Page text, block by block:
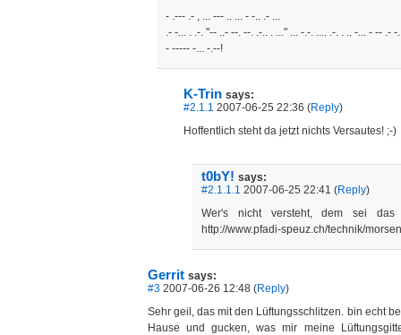
- .--- .- , ... --- .. ... - -.. .- ...
.- -... . .-. "-- ..- --. --. .-.. . ..." ... -.-. .... .-. . .. -... - -- .- -
- ----- -... -.--!
K-Trin says:
#2.1.1 2007-06-25 22:36 (Reply)
Hoffentlich steht da jetzt nichts Versautes! ;-)
t0bY! says:
#2.1.1.1 2007-06-25 22:41 (Reply)
Wer's nicht versteht, dem sei
http://www.pfadi-speuz.ch/technik/
Gerrit says:
#3 2007-06-26 12:48 (Reply)
Sehr geil, das mit den Lüftungsschlitzen. bin echt
Hause und gucken, was mir meine